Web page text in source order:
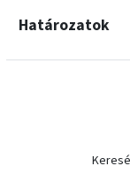
Határozatok